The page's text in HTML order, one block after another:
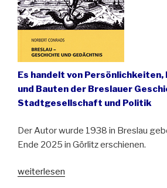
Es handelt von Persönlichkeiten,
und Bauten der Breslauer
Stadtgesellschaft und Politik
Der Autor wurde 1938 in Breslau
Ende 2025 in Görlitz erschienen.
„Neuerscheinung:
weiterlesen